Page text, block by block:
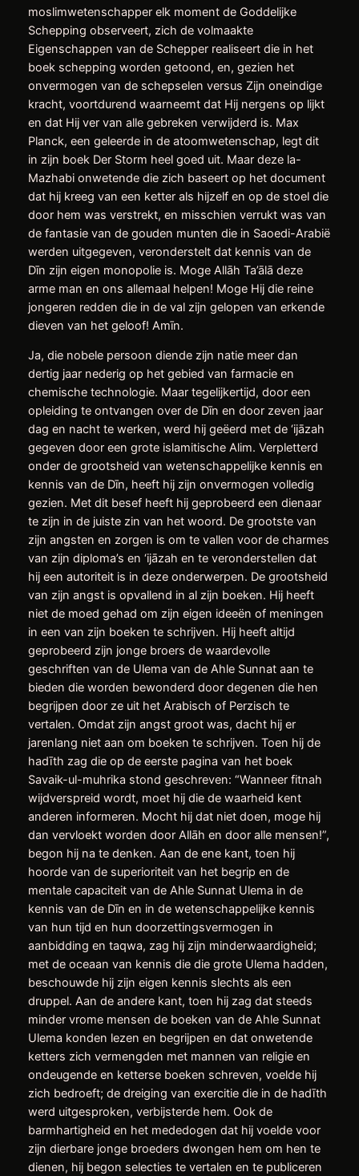
moslimwetenschapper elk moment de Goddelijke
Schepping observeert, zich de volmaakte
Eigenschappen van de Schepper realiseert die in het
boek schepping worden getoond, en, gezien het
onvermogen van de schepselen versus Zijn oneindige
kracht, voortdurend waarneemt dat Hij nergens op lijkt
en dat Hij ver van alle gebreken verwijderd is. Max
Planck, een geleerde in de atoomwetenschap, legt dit
in zijn boek Der Storm heel goed uit. Maar deze la-
Mazhabi onwetende die zich baseert op het document
dat hij kreeg van een ketter als hijzelf en op de stoel die
door hem was verstrekt, en misschien verrukt was van
de fantasie van de gouden munten die in Saoedi-Arabië
werden uitgegeven, veronderstelt dat kennis van de
Dīn zijn eigen monopolie is. Moge Allāh Ta’ālā deze
arme man en ons allemaal helpen! Moge Hij die reine
jongeren redden die in de val zijn gelopen van erkende
dieven van het geloof! Amīn.
Ja, die nobele persoon diende zijn natie meer dan
dertig jaar nederig op het gebied van farmacie en
chemische technologie. Maar tegelijkertijd, door een
opleiding te ontvangen over de Dīn en door zeven jaar
dag en nacht te werken, werd hij geëerd met de ‘ijāzah
gegeven door een grote islamitische Alim. Verpletterd
onder de grootsheid van wetenschappelijke kennis en
kennis van de Dīn, heeft hij zijn onvermogen volledig
gezien. Met dit besef heeft hij geprobeerd een dienaar
te zijn in de juiste zin van het woord. De grootste van
zijn angsten en zorgen is om te vallen voor de charmes
van zijn diploma’s en ‘ijāzah en te veronderstellen dat
hij een autoriteit is in deze onderwerpen. De grootsheid
van zijn angst is opvallend in al zijn boeken. Hij heeft
niet de moed gehad om zijn eigen ideeën of meningen
in een van zijn boeken te schrijven. Hij heeft altijd
geprobeerd zijn jonge broers de waardevolle
geschriften van de Ulema van de Ahle Sunnat aan te
bieden die worden bewonderd door degenen die hen
begrijpen door ze uit het Arabisch of Perzisch te
vertalen. Omdat zijn angst groot was, dacht hij er
jarenlang niet aan om boeken te schrijven. Toen hij de
hadīth zag die op de eerste pagina van het boek
Savaik-ul-muhrika stond geschreven: “Wanneer fitnah
wijdverspreid wordt, moet hij die de waarheid kent
anderen informeren. Mocht hij dat niet doen, moge hij
dan vervloekt worden door Allāh en door alle mensen!”,
begon hij na te denken. Aan de ene kant, toen hij
hoorde van de superioriteit van het begrip en de
mentale capaciteit van de Ahle Sunnat Ulema in de
kennis van de Dīn en in de wetenschappelijke kennis
van hun tijd en hun doorzettingsvermogen in
aanbidding en taqwa, zag hij zijn minderwaardigheid;
met de oceaan van kennis die die grote Ulema hadden,
beschouwde hij zijn eigen kennis slechts als een
druppel. Aan de andere kant, toen hij zag dat steeds
minder vrome mensen de boeken van de Ahle Sunnat
Ulema konden lezen en begrijpen en dat onwetende
ketters zich vermengden met mannen van religie en
ondeugende en ketterse boeken schreven, voelde hij
zich bedroeft; de dreiging van exercitie die in de hadīth
werd uitgesproken, verbijsterde hem. Ook de
barmhartigheid en het mededogen dat hij voelde voor
zijn dierbare jonge broeders dwongen hem om hen te
dienen, hij begon selecties te vertalen en te publiceren